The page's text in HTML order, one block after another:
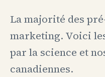
La majorité des
marketing. Voici
par la science et
canadiennes.